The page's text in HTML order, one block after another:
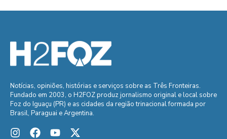
Notícias, opiniões, histórias e serviços sobre as Três Fronteiras.
Fundado em 2003, o H2FOZ produz jornalismo original e local sobre
Foz do Iguaçu (PR) e as cidades da região trinacional formada por
Brasil, Paraguai e Argentina.